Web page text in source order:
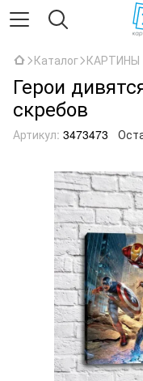
Каталог КАРТИНЫ
Герои
скребов
Артикул: 3473473